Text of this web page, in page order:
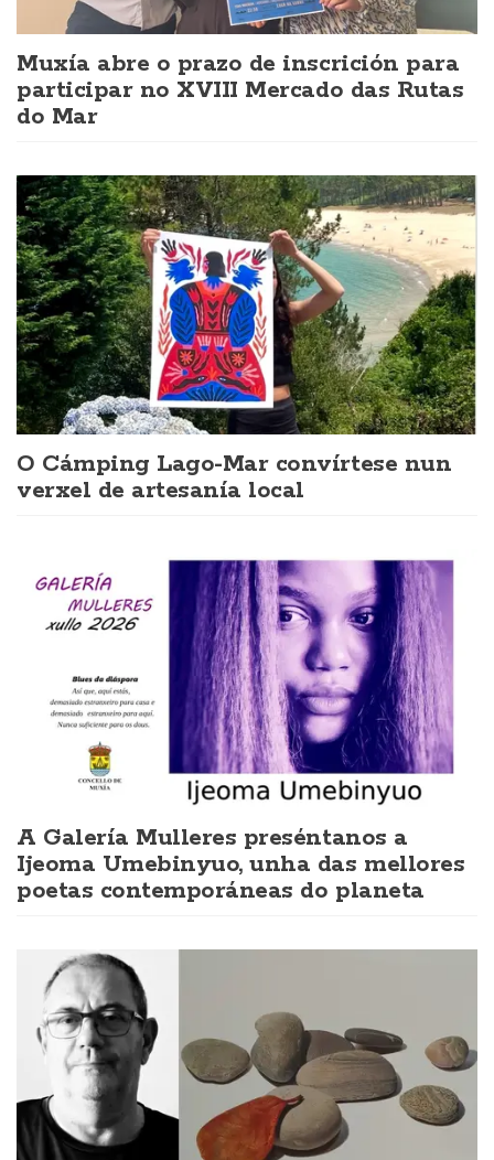
Muxía abre o prazo de inscrición para
participar no XVIII Mercado das Rutas
do Mar
O Cámping Lago-Mar convírtese nun
verxel de artesanía local
A Galería Mulleres preséntanos a
Ijeoma Umebinyuo, unha das mellores
poetas contemporáneas do planeta